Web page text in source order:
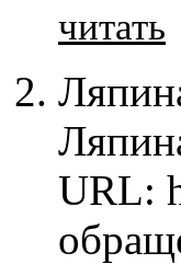
читать
URL: